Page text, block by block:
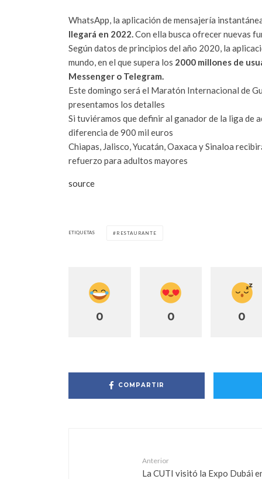
WhatsApp, la aplicación de mensajería
llegará en 2022.Con ella busca ofrecer nuevas
Según datos de principios del año 2020, la
mundo, en el que supera los 2000 millones de
Messenger o Telegram.
Este domingo será el Maratón Internacional de
presentamos los detalles
Si tuviéramos que definir al ganador de la liga de
diferencia de 900 mil euros
Chiapas, Jalisco, Yucatán, Oaxaca y Sinaloa
refuerzo para adultos mayores
source
ETIQUETAS RESTAURANTE
0 0 0
COMPARTIR
Anterior
La CUTI visitó la Expo Dubái